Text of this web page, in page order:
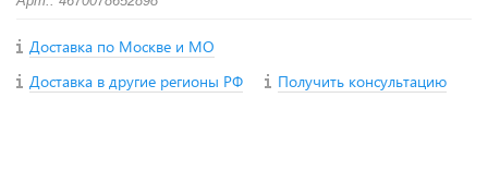
Доставка по Москве и МО
Доставка в другие регионы РФ
Получить консультацию